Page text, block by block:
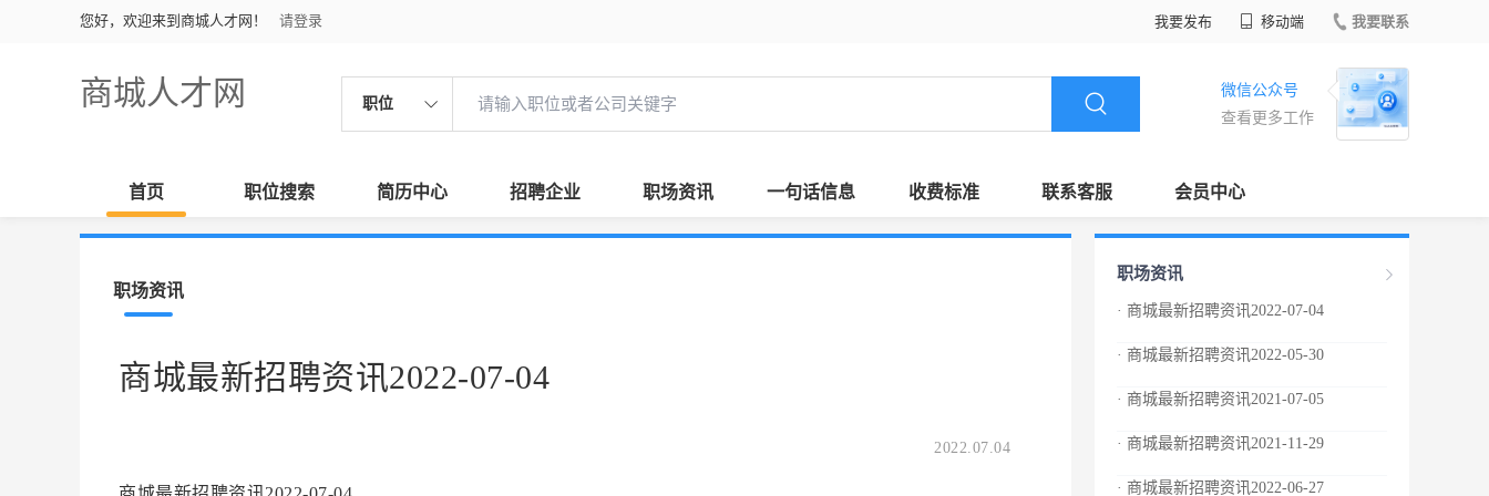
您好，欢迎来到商城人才网！ 请登录 我要发布 移动端 我要联系
商城人才网 职位
微信公众号
查看更多工作
首页 职位搜索 简历中心 招聘企业 职场资讯 一句话信息 收费标准 联系客服 会员中心
职场资讯
商城最新招聘资讯2022-07-04
2022.07.04
职场资讯
· 商城最新招聘资讯2022-07-04
· 商城最新招聘资讯2022-05-30
· 商城最新招聘资讯2021-07-05
· 商城最新招聘资讯2021-11-29
· 商城最新招聘资讯2022-06-27